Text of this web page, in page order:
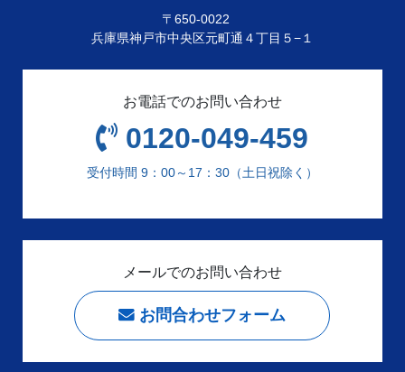
〒650-0022
兵庫県神戸市中央区元町通４丁目５−１
お電話でのお問い合わせ
0120-049-459
受付時間 9：00～17：30（土日祝除く）
メールでのお問い合わせ
お問合わせフォーム